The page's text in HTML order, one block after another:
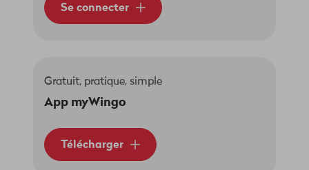
Se connecter
Gratuit, pratique, simple
App myWingo
Télécharger